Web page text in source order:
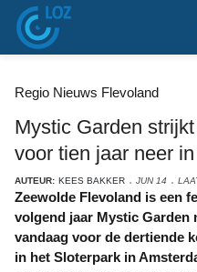
Regio Nieuws Flevoland
Mystic Garden
voor tien jaar neer
AUTEUR: KEES BAKKER JUN 14
Zeewolde Flevoland is een festival rijker: in Zeewolde strijkt
volgend jaar Mystic Garden
vandaag voor de dertiende
in het Sloterpark in